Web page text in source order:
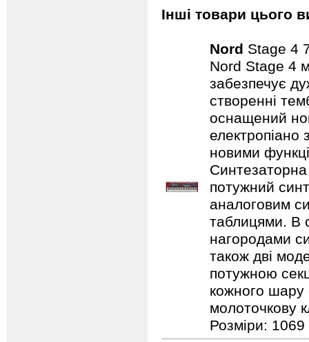
Інші товари цього
Nord Stage 4
Nord Stage 4
забезпечує
створенні
оснащений
електропіано
новими
потужний
аналоговим
таблицями. В
нагородами
також дві
потужною
кожного шару
молоточкову
Розміри: